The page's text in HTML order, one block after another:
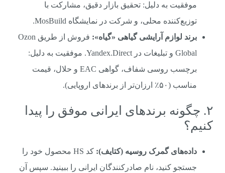
موفقیت به دلیل: تحقیق بازار دقیق، مشارکت با
توزیع‌کننده محلی، و شرکت در نمایشگاه MosBuild.
برند لوازم آرایشی گیاهی «گیاه»:
فروش از طریق Ozon
Global و تبلیغات در Yandex.Direct. موفقیت به دلیل:
برچسب روسی شفاف، گواهی EAC و حلال، قیمت
مناسب (۵۰٪ ارزان‌تر از برندهای اروپایی).
۲. چگونه برندهای ایرانی موفق را پیدا
کنیم؟
داده‌های گمرک روسیه (کتایف):
کد HS محصول خود را
جستجو کنید، نام صادرکنندگان ایرانی را ببینید. سپس آن